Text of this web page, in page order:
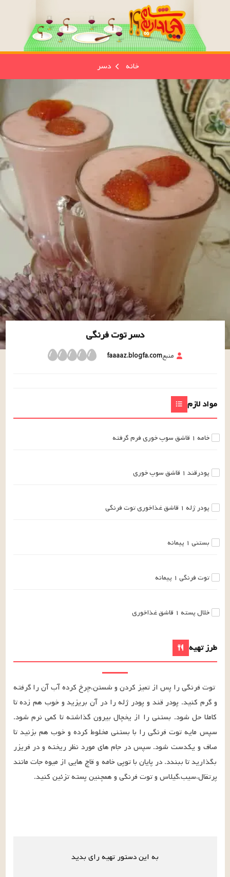
خانه دسر
دسر توت فرنگی
منبعfaaaaz.blogfa.com
مواد لازم
خامه ۱ قاشق سوپ خوریفرم گرفته
پودرقند ۱ قاشق سوپ خوری
پودر ژله ۱ قاشق غذاخوریتوت فرنگی
بستنی ۱ پیمانه
توت فرنگی ۱ پیمانه
خلال پسته ۱ قاشق غذاخوری
طرز تهیه
پرتقال،سیب،گیلاس و توت فرنگی و همچنین پسته تزئین کنید.
به این دستور تهیه رای بدید